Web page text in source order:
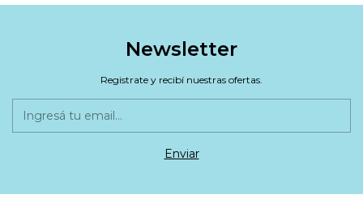
Newsletter
Registrate y recibí nuestras ofertas.